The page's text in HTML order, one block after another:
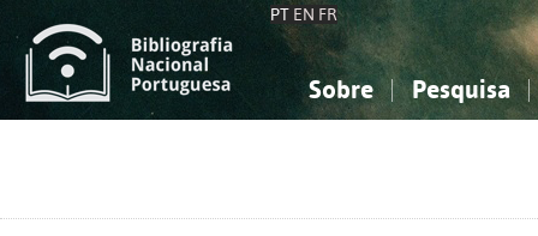
PT EN FR
Sobre Pesquisa